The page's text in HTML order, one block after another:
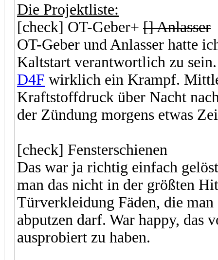
Die Projektliste:
[check] OT-Geber+ [] Anlasser
OT-Geber und Anlasser hatte
Kaltstart verantwortlich zu
D4F wirklich ein Krampf.
Kraftstoffdruck über Nacht
der Zündung morgens etwas
[check] Fensterschienen
Das war ja richtig einfach
man das nicht in der größten
Türverkleidung Fäden, die
abputzen darf. War happy, das
ausprobiert zu haben.